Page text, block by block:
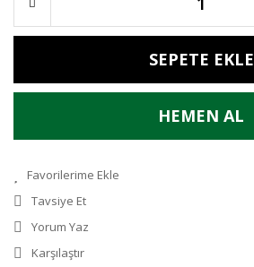
SEPETE EKLE
HEMEN AL
Tavsiye Et
Yorum Yaz
Karşılaştır